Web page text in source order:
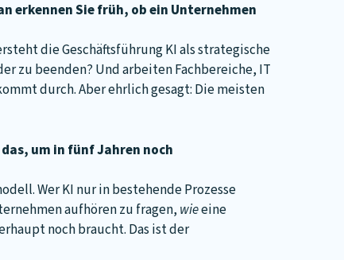
erkennen Sie früh, ob ein Unternehmen
die Geschäftsführung KI als strategische
zu beenden? Und arbeiten Fachbereiche, IT
durch. Aber ehrlich gesagt: Die meisten
um in fünf Jahren noch
Wer KI nur in bestehende Prozesse
aufhören zu fragen,wieeine
noch braucht. Das ist der